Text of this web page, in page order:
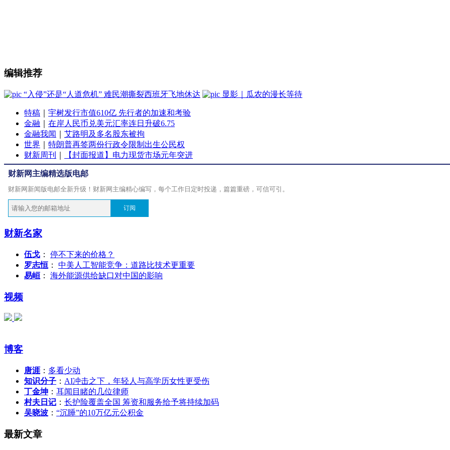
编辑推荐
“入侵”还是“人道危机” 难民潮撕裂西班牙飞地休达 显影｜瓜农的漫长等待
特稿
宇树发行市值610亿 先行者的加速和考验
金融
在岸人民币兑美元汇率连日升破6.75
金融我闻
艾路明及多名股东被拘
世界
特朗普再签两份行政令限制出生公民权
财新周刊
【封面报道】电力现货市场元年突进
财新网主编精选版电邮
财新网新闻版电邮全新升级！财新网主编精心编写，每个工作日定时投递，篇篇重磅，可信可引。
订阅
财新名家
伍戈 ： 停不下来的价格？
罗志恒 ： 中美人工智能竞争：道路比技术更重要
易峘 ： 海外能源供给缺口对中国的影响
视频
博客
唐涯 ： 多看少动
知识分子 ： AI冲击之下，年轻人与高学历女性更受伤
丁金坤 ： 耳闻目睹的几位律师
村夫日记 ： 长护险覆盖全国 筹资和服务给予将持续加码
吴晓波 ： “沉睡”的10万亿元公积金
最新文章